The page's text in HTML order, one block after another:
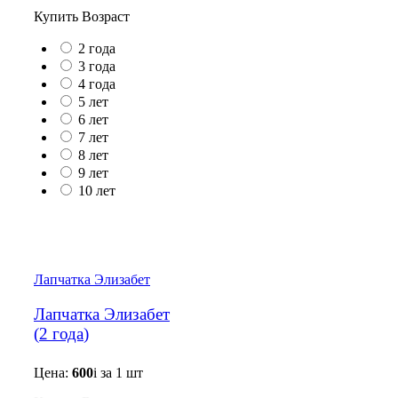
Купить Возраст
2 года
3 года
4 года
5 лет
6 лет
7 лет
8 лет
9 лет
10 лет
Лапчатка Элизабет
Лапчатка Элизабет
(2 года)
Цена: 600i за 1 шт